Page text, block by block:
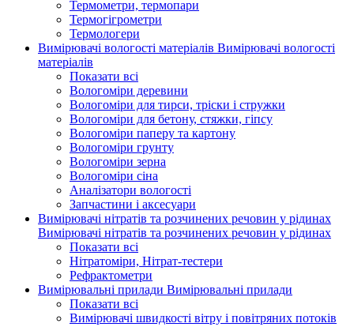
Термометри, термопари
Термогігрометри
Термологери
Вимірювачі вологості матеріалів Вимірювачі вологості
матеріалів
Показати всі
Вологоміри деревини
Вологоміри для тирси, тріски і стружки
Вологоміри для бетону, стяжки, гіпсу
Вологоміри паперу та картону
Вологоміри грунту
Вологоміри зерна
Вологоміри сіна
Аналізатори вологості
Запчастини і аксесуари
Вимірювачі нітратів та розчинених речовин у рідинах
Вимірювачі нітратів та розчинених речовин у рідинах
Показати всі
Нітратоміри, Нітрат-тестери
Рефрактометри
Вимірювальні прилади Вимірювальні прилади
Показати всі
Вимірювачі швидкості вітру і повітряних потоків